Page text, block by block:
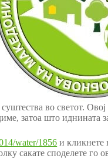
во светот.
затоа што иднината
water/1856 и кликнете
сакате споделете го